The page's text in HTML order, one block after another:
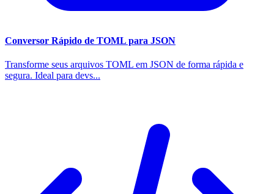
Conversor Rápido de TOML para JSON
Transforme seus arquivos TOML em JSON de forma rápida e
segura. Ideal para devs...